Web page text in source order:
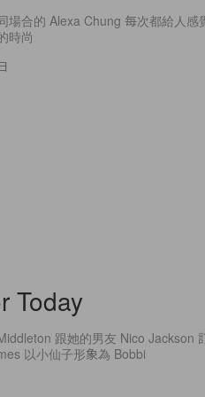
場合的 Alexa Chung 每次都給人感
時尚
Today
跟她的男友 Nico Jackson
以小仙子形象為 Bobbi